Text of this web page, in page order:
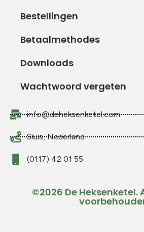
Bestellingen
Betaalmethodes
Downloads
Wachtwoord vergeten
info@deheksenketel.com
Sluis, Nederland
(0117) 42 01 55
©2026 De Heksenketel.